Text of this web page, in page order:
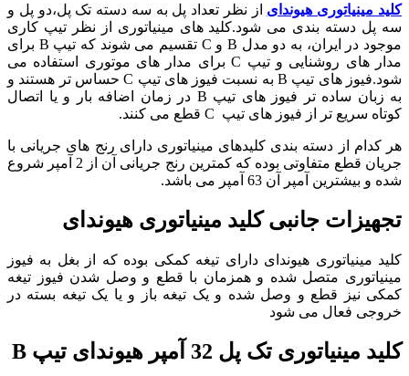
کلید مینیاتوری هیوندای از نظر تعداد پل به سه دسته تک پل،دو پل و
سه پل دسته بندی می شود.کلید های مینیاتوری از نظر تیپ کاری
موجود در ایران، به دو مدل B و C تقسیم می شوند که تیپ B برای
مدار های روشنایی و تیپ C برای مدار های موتوری استفاده می
شود.فیوز های تیپ B به نسبت فیوز های تیپ C حساس تر هستند و
به زبان ساده تر فیوز های تیپ B در زمان اضافه بار و یا اتصال
کوتاه سریع تر از فیوز های تیپ C قطع می کنند.
هر کدام از دسته بندی کلیدهای مینیاتوری دارای رنج های جریانی با
جریان قطع متفاوتی بوده که کمترین رنج جریانی آن از 2 آمپر شروع
شده و بیشترین آمپر آن 63 آمپر می باشد.
تجهیزات جانبی کلید مینیاتوری هیوندای
کلید مینیاتوری هیوندای دارای تیغه کمکی بوده که از بغل به فیوز
مینیاتوری متصل شده و همزمان با قطع و وصل شدن فیوز تیغه
کمکی نیز قطع و وصل شده و یک تیغه باز و یا یک تیغه بسته در
خروجی فعال می شود
کلید مینیاتوری تک پل 32 آمپر هیوندای تیپ B